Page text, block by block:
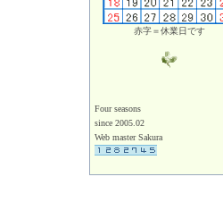
赤字＝休業日です
Four seasons
since 2005.02
Web master Sakura